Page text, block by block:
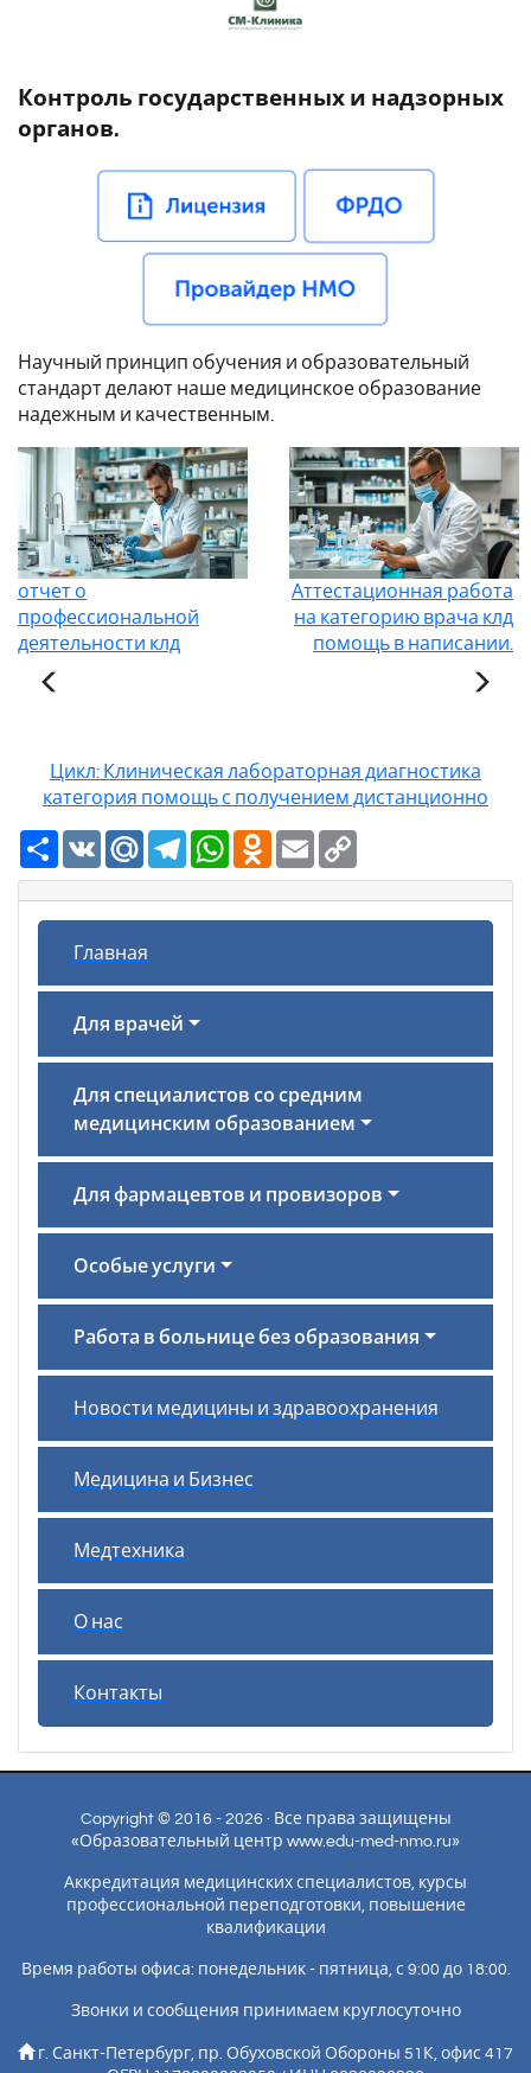
Контроль государственных и надзорных
органов.
Научный принцип обучения и образовательный
стандарт делают наше медицинское образование
надежным и качественным.
отчет о
профессиональной
деятельности клд
Аттестационная работа
на категорию врача клд
помощь в написании.
Цикл: Клиническая лабораторная диагностика
категория помощь с получением дистанционно
Ресурс
VK Mail.RuTelegramWhatsAppOdnoklassniki
Email
Главная
Для врачей
Для специалистов со средним
медицинским образованием
Для фармацевтов и провизоров
Особые услуги
Работа в больнице без образования
Новости медицины и здравоохранения
Медицина и Бизнес
Медтехника
О нас
Контакты
Copyright © 2016 - 2026 · Все права защищены
«Образовательный центр www.edu-med-nmo.ru»
Аккредитация медицинских специалистов, курсы
профессиональной переподготовки, повышение
квалификации
Время работы офиса: понедельник - пятница, с 9:00 до 18:00.
Звонки и сообщения принимаем круглосуточно
г. Санкт-Петербург, пр. Обуховской Обороны 51К, офис 417